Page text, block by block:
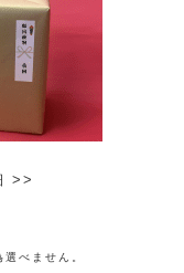
>>
べません。